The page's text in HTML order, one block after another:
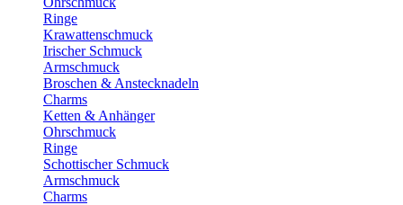
Ringe
Krawattenschmuck
Irischer Schmuck
Armschmuck
Broschen & Anstecknadeln
Charms
Ketten & Anhänger
Ohrschmuck
Ringe
Schottischer Schmuck
Armschmuck
Charms